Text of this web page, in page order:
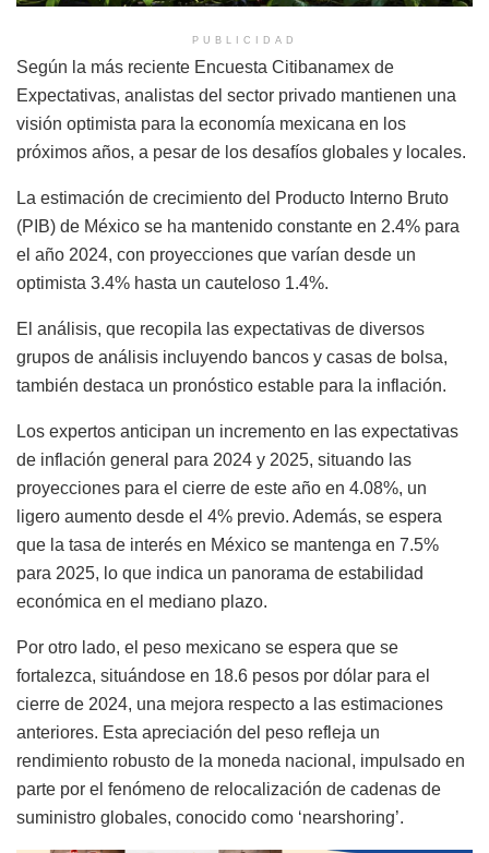
PUBLICIDAD
Según la más reciente Encuesta Citibanamex de
Expectativas, analistas del sector privado mantienen una
visión optimista para la economía mexicana en los
próximos años, a pesar de los desafíos globales y locales.
La estimación de crecimiento del Producto Interno Bruto
(PIB) de México se ha mantenido constante en 2.4% para
el año 2024, con proyecciones que varían desde un
optimista 3.4% hasta un cauteloso 1.4%.
El análisis, que recopila las expectativas de diversos
grupos de análisis incluyendo bancos y casas de bolsa,
también destaca un pronóstico estable para la inflación.
Los expertos anticipan un incremento en las expectativas
de inflación general para 2024 y 2025, situando las
proyecciones para el cierre de este año en 4.08%, un
ligero aumento desde el 4% previo. Además, se espera
que la tasa de interés en México se mantenga en 7.5%
para 2025, lo que indica un panorama de estabilidad
económica en el mediano plazo.
Por otro lado, el peso mexicano se espera que se
fortalezca, situándose en 18.6 pesos por dólar para el
cierre de 2024, una mejora respecto a las estimaciones
anteriores. Esta apreciación del peso refleja un
rendimiento robusto de la moneda nacional, impulsado en
parte por el fenómeno de relocalización de cadenas de
suministro globales, conocido como ‘nearshoring’.